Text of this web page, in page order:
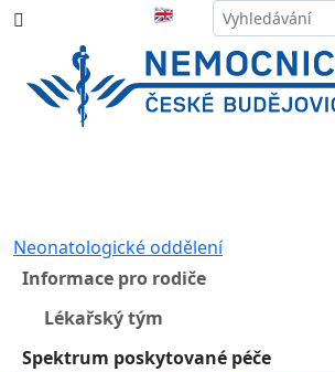
Neonatologické oddělení
Informace pro rodiče
Lékařský tým
Spektrum poskytované péče